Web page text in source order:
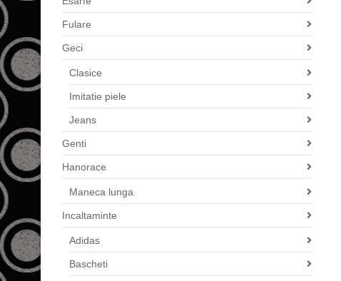
Fulare
Geci
Clasice
Imitatie piele
Jeans
Genti
Hanorace
Maneca lunga
Incaltaminte
Adidas
Bascheti